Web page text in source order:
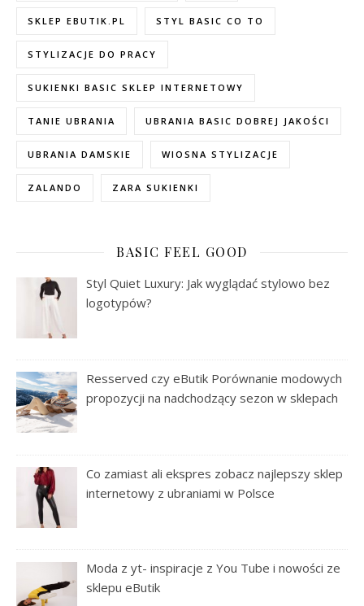
SKLEP EBUTIK.PL STYL BASIC CO TO
STYLIZACJE DO PRACY
SUKIENKI BASIC SKLEP INTERNETOWY
TANIE UBRANIA UBRANIA BASIC DOBREJ JAKOŚCI
UBRANIA DAMSKIE WIOSNA STYLIZACJE
ZALANDO ZARA SUKIENKI
BASIC FEEL GOOD
Styl Quiet Luxury: Jak wyglądać stylowo bez
logotypów?
Resserved czy eButik Porównanie modowych
propozycji na nadchodzący sezon w sklepach
Co zamiast ali ekspres zobacz najlepszy sklep
internetowy z ubraniami w Polsce
Moda z yt- inspiracje z You Tube i nowości ze
sklepu eButik